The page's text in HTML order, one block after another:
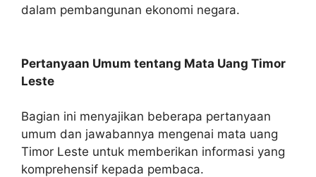
dalam pembangunan ekonomi negara.
Pertanyaan Umum tentang Mata Uang Timor
Leste
Bagian ini menyajikan beberapa pertanyaan
umum dan jawabannya mengenai mata uang
Timor Leste untuk memberikan informasi yang
komprehensif kepada pembaca.